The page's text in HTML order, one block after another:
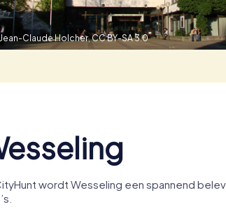
Claude Holcher,CC BY-SA 3.0
wordt Wesseling een spannend